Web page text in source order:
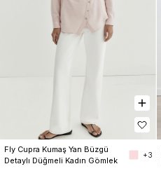
Fly Cupra Kumaş Yan Büzgü
Detaylı Düğmeli Kadın Gömlek
+3